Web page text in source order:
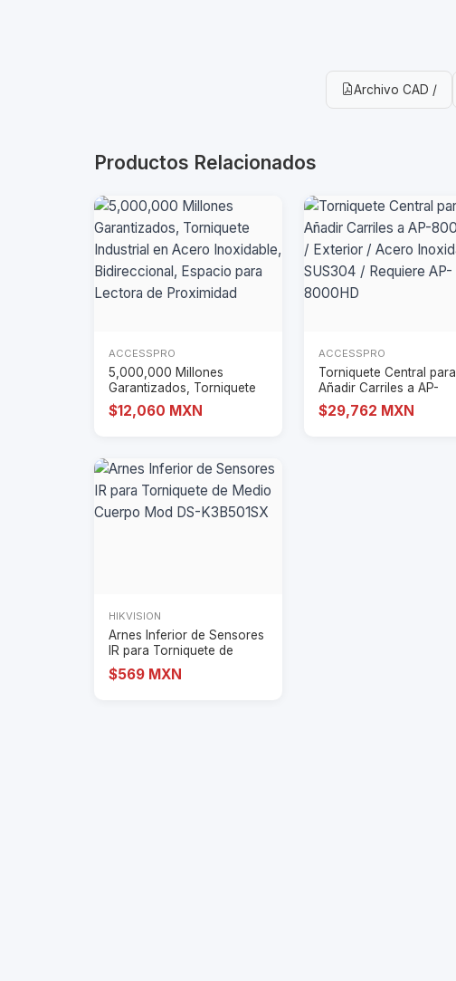
Archivo CAD /
Productos Relacionados
ACCESSPRO
5,000,000 Millones
Garantizados, Torniquete
Industrial en Ac
$12,060 MXN
ACCESSPRO
Torniquete Central para
Añadir Carriles a AP-
8000HD / Exter
$29,762 MXN
HIKVISION
Arnes Inferior de Sensores
IR para Torniquete de
Medio Cuerp
$569 MXN